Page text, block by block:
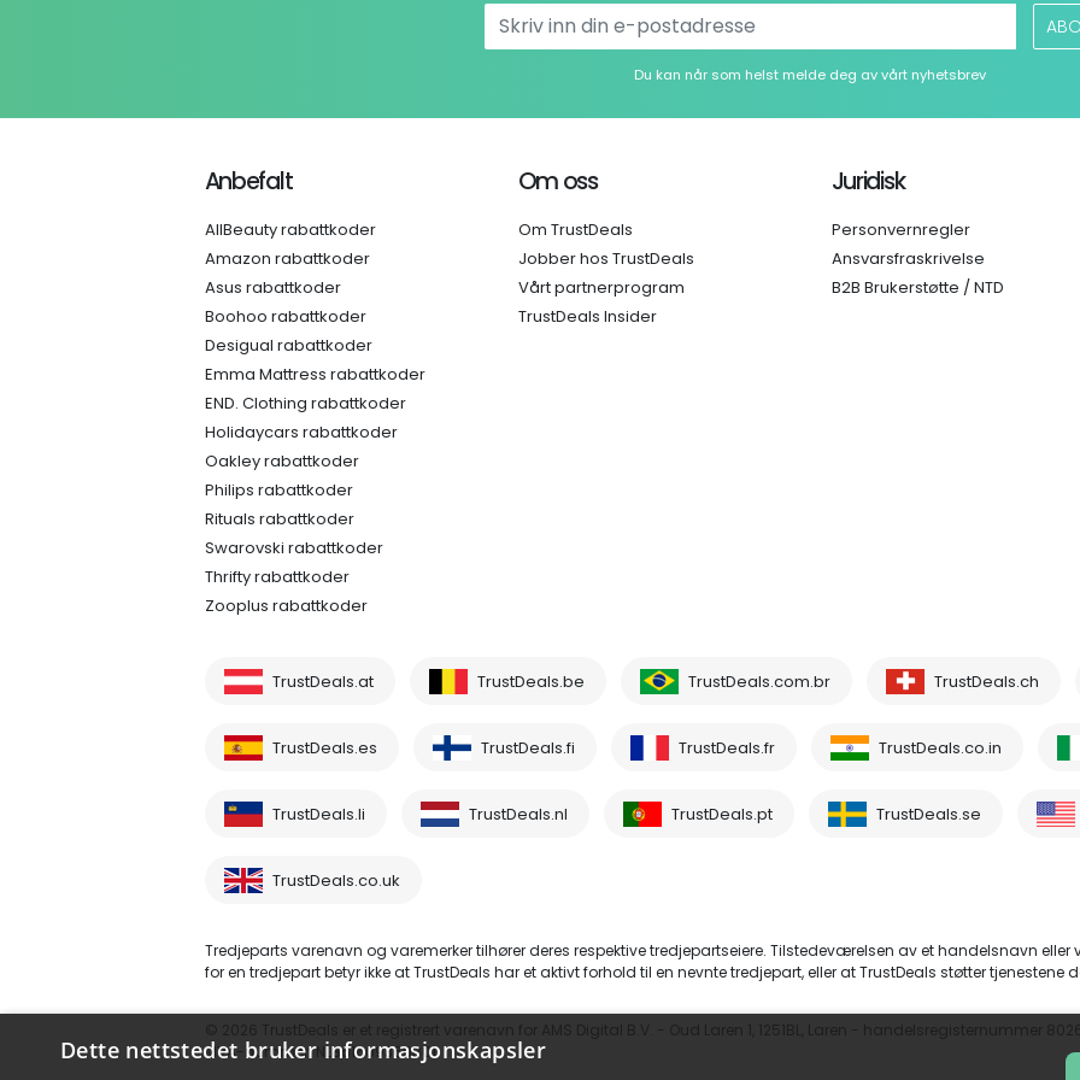
Du kan når som helst melde deg av vårt nyhetsbrev
Anbefalt
AllBeauty rabattkoder
Amazon rabattkoder
Asus rabattkoder
Boohoo rabattkoder
Desigual rabattkoder
Emma Mattress rabattkoder
END. Clothing rabattkoder
Holidaycars rabattkoder
Oakley rabattkoder
Philips rabattkoder
Rituals rabattkoder
Swarovski rabattkoder
Thrifty rabattkoder
Zooplus rabattkoder
Om oss
Om TrustDeals
Jobber hos TrustDeals
Vårt partnerprogram
TrustDeals Insider
Juridisk
Personvernregler
Ansvarsfraskrivelse
B2B Brukerstøtte / NTD
TrustDeals.at TrustDeals.be TrustDeals.com.br TrustDeals.ch
TrustDeals.es TrustDeals.fi TrustDeals.fr TrustDeals.co.in
TrustDeals.li TrustDeals.nl TrustDeals.pt TrustDeals.se
TrustDeals.co.uk
Tredjeparts varenavn og varemerker tilhører deres respektive tredjepartseiere. Tilstedeværelsen av et handelsnavn eller
for en tredjepart betyr ikke at TrustDeals har et aktivt forhold til en nevnte tredjepart, eller at TrustDeals støtter tjenestene
MVA-nummer: NL861609360B01
Dette nettstedet bruker informasjonskapsler